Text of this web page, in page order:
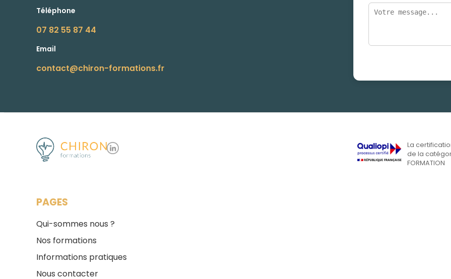
Téléphone
07 82 55 87 44
Email
contact@chiron-formations.fr
La
de la
FORMATION
PAGES
Qui-sommes nous ?
Nos formations
Informations pratiques
Nous contacter